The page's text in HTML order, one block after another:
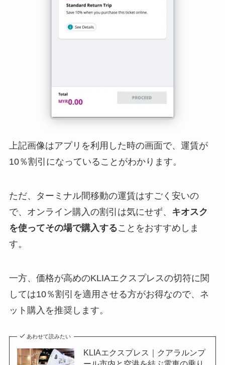
上記画像はアプリを利用した時の画面で、運賃が
10％割引になっていることがわかります。
ただ、ターミナル間移動の運賃はすごく安いの
で、オンライン購入の割引は気にせず、 キオスク
を使ってその場で購入することをおすすめしま
す。
一方、価格が高めのKLIAエクスプレスの切符に関
しては10％割引を適用させる方がお得なので、ネ
ット購入を推奨します。
あわせて読みたい
KLIAエクスプレス｜クアラルンプ